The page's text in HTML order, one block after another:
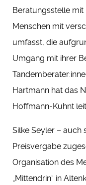
Beratungsstelle mit
Menschen mit
umfasst, die
Umgang mit ihrer
Hartmann hat das
Hoffmann-Kuhnt
Silke Seyler – auch
Preisvergabe
Organisation des
„Mittendrin“ in